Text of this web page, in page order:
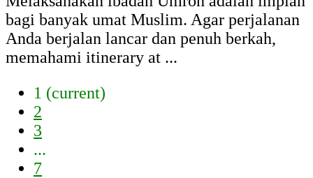
bagi banyak umat Muslim. Agar perjalanan
Anda berjalan lancar dan penuh berkah,
memahami itinerary at ...
1 (current)
2
3
...
7